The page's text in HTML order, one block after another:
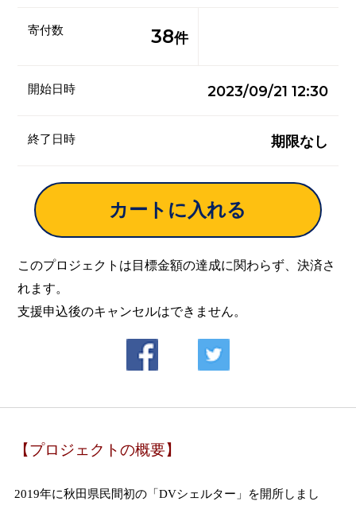
寄付数 38件
開始日時 2023/09/21 12:30
終了日時 期限なし
カートに入れる
このプロジェクトは目標金額の達成に関わらず、決済さ
れます。
支援申込後のキャンセルはできません。
【プロジェクトの概要】
2019年に秋田県民間初の「DVシェルター」を開所しまし